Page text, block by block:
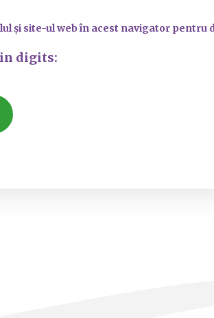
și site-ul web în acest navigator pentru
in digits: